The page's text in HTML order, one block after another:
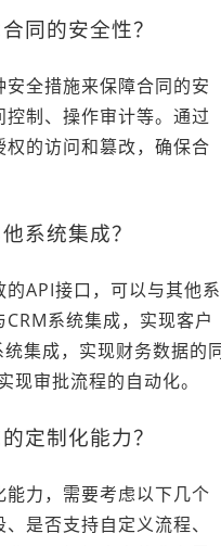
同的安全性？
全措施来保障合同的安
制、操作审计等。通过
的访问和篡改，确保合
系统集成？
API接口，可以与其他系
系统集成，实现客户
集成，实现财务数据的
现审批流程的自动化。
定制化能力？
力，需要考虑以下几个
是否支持自定义流程、